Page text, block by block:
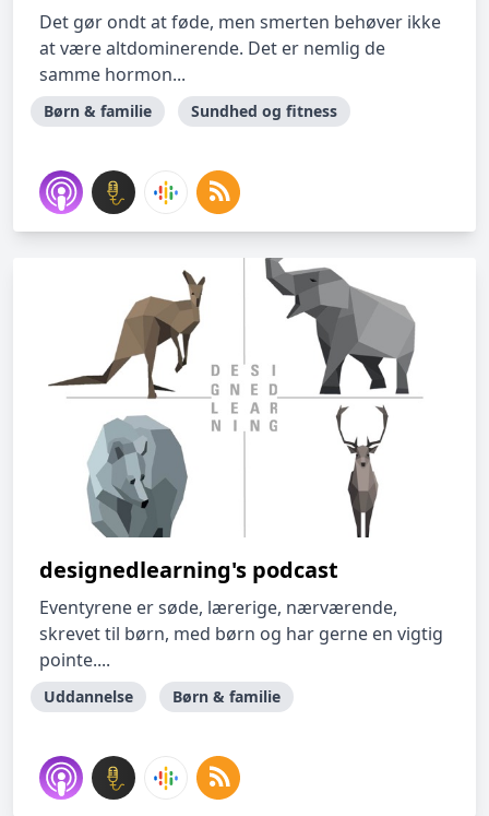
Det gør ondt at føde, men smerten behøver ikke
at være altdominerende. Det er nemlig de
samme hormon...
Børn & familie Sundhed og fitness
designedlearning's podcast
Eventyrene er søde, lærerige, nærværende,
skrevet til børn, med børn og har gerne en vigtig
pointe....
Uddannelse Børn & familie